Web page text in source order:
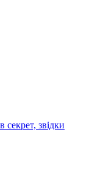
секрет, звідки